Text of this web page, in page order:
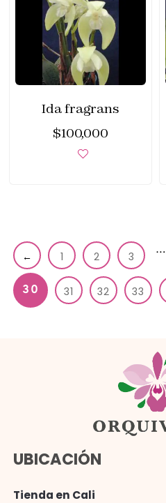
Ida fragrans
$100,000
← 1 2 3 …
30 31 32 33
UBICACIÓN
Tienda en Cali